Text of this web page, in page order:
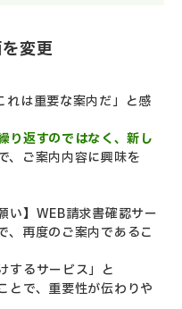
変更
れは重要な案内だ」と感
り返すのではなく、新し
、 ご案内内容に興味を
い】WEB請求書確認サー
再度のご案内であるこ
するサービス」と
とで、重要性が伝わりや